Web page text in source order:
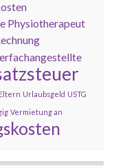
Physiotherapeut
Urlaubsgeld USTG
Vermietung an